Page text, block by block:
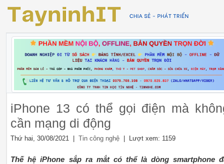
iPhone 13 có thể gọi điện mà
cần mạng di động
Thứ hai, 30/08/2021 |Tin công nghệ | Lượt xem: 1159
Thế hệ iPhone sắp ra mắt có thể là dòng smartphone